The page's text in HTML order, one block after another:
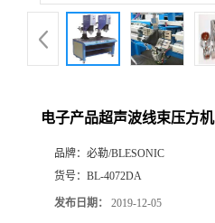
电子产品超声波线束压方机
品牌： 必勒/BLESONIC
货号： BL-4072DA
发布日期： 2019-12-05